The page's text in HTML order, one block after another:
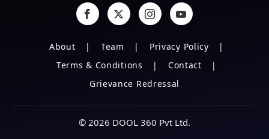
About Team
Privacy Policy
Terms & Conditions
Contact
Grievance Redressal
© 2026 DOOL 360 Pvt Ltd.